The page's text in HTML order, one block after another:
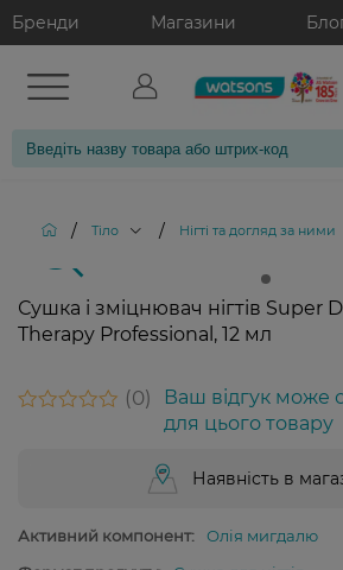
Бренди Магазини
/ Тіло / Нігті та догляд за ними
Сушка і зміцнювач нігтів Super
Therapy Professional, 12 мл
0
Ваш відгук може
для цього товару
Наявність в
Активний компонент:
Олія мигдалю